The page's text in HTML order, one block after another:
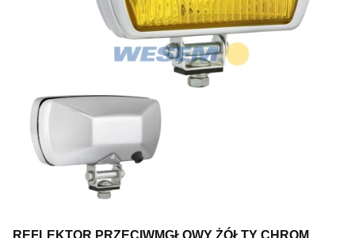
REFLEKTOR PRZECIWMGŁOWY ŻÓŁTY CHROM